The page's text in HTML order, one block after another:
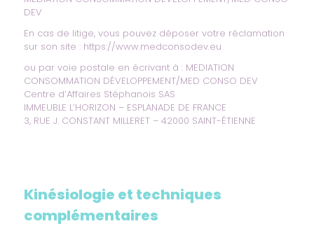
DEV
En cas de litige, vous pouvez déposer votre réclamation
sur son site : https://www.medconsodev.eu
ou par voie postale en écrivant à : MEDIATION
CONSOMMATION DÉVELOPPEMENT/MED CONSO DEV
Centre d’Affaires Stéphanois SAS
IMMEUBLE L’HORIZON – ESPLANADE DE FRANCE
3, RUE J. CONSTANT MILLERET – 42000 SAINT-ÉTIENNE
Kinésiologie et techniques
complémentaires